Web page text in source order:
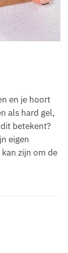
en je hoort
als hard gel,
betekent?
eigen
zijn om de